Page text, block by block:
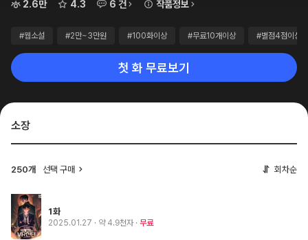
2.6만
4.3 6 건 작품정보
#웹소설 #2만~3만원 #100화이상 #무료10개이상 #별점4점이상
첫 화 무료보기
소장
250개 선택 구매 회차순
1화
2025.01.27 · 약 4.9천자 무료